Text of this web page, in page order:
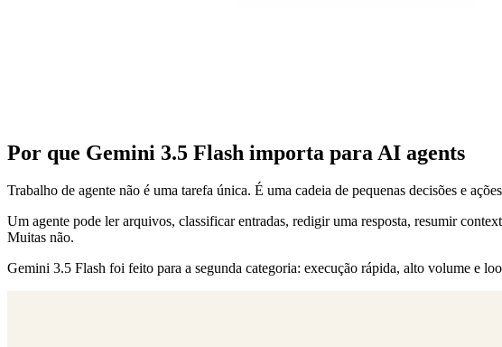
Por que Gemini 3.5 Flash importa para AI agents
Trabalho de agente não é uma tarefa única. É uma cadeia de pequenas decisões e
Um agente pode ler arquivos, classificar entradas, redigir uma resposta, resumir
Muitas não.
Gemini 3.5 Flash foi feito para a segunda categoria: execução rápida, alto volume e